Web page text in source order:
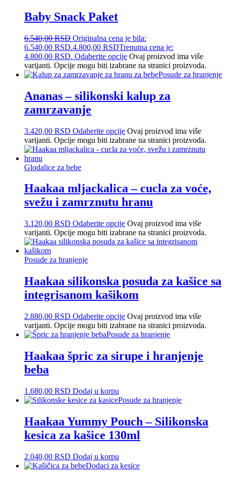
Baby Snack Paket
6.540,00RSD Originalna cena je bila:
6.540,00 RSD.4.800,00 RSDTrenutna cena je:
4.800,00 RSD. Odaberite opcije Ovaj proizvod ima više
varijanti. Opcije mogu biti izabrane na stranici proizvoda.
Posude za hranjenje
Ananas – silikonski kalup za
zamrzavanje
3.420,00 RSD Odaberite opcije Ovaj proizvod ima više
varijanti. Opcije mogu biti izabrane na stranici proizvoda.
Glodalice za bebe
Haakaa mljackalica – cucla za voće,
svežu i zamrznutu hranu
3.120,00 RSD Odaberite opcije Ovaj proizvod ima više
varijanti. Opcije mogu biti izabrane na stranici proizvoda.
Posude za hranjenje
Haakaa silikonska posuda za kašice sa
integrisanom kašikom
2.880,00 RSD Odaberite opcije Ovaj proizvod ima više
varijanti. Opcije mogu biti izabrane na stranici proizvoda.
Posude za hranjenje
Haakaa špric za sirupe i hranjenje
beba
1.680,00 RSD Dodaj u korpu
Posude za hranjenje
Haakaa Yummy Pouch – Silikonska
kesica za kašice 130ml
2.040,00 RSD Dodaj u korpu
Dodaci za kesice